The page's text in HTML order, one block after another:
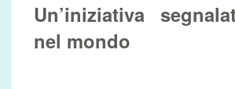
Un’iniziativa
nel mondo